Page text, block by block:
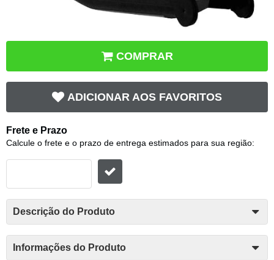
COMPRAR
ADICIONAR AOS FAVORITOS
Frete e Prazo
Calcule o frete e o prazo de entrega estimados para sua região:
Descrição do Produto
Informações do Produto